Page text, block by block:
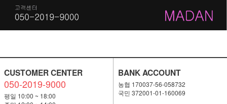
CUSTOMER CENTER
050-2019-9000
평일 10:00 ~ 18:00
BANK ACCOUNT
농협 170037-56-058732
국민 372001-01-160069